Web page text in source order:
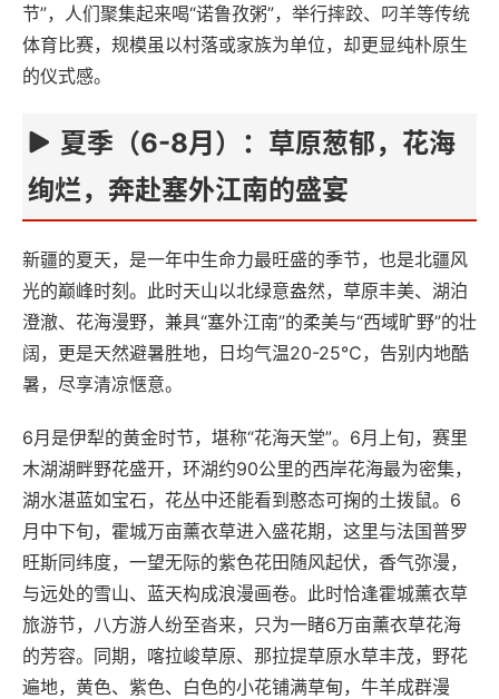
节”，人们聚集起来喝“诺鲁孜粥”，举行摔跤、叼羊等传统
体育比赛，规模虽以村落或家族为单位，却更显纯朴原生
的仪式感。
夏季（6-8月）：草原葱郁，花海
绚烂，奔赴塞外江南的盛宴
新疆的夏天，是一年中生命力最旺盛的季节，也是北疆风
光的巅峰时刻。此时天山以北绿意盎然，草原丰美、湖泊
澄澈、花海漫野，兼具“塞外江南”的柔美与“西域旷野”的壮
阔，更是天然避暑胜地，日均气温20-25℃，告别内地酷
暑，尽享清凉惬意。
6月是伊犁的黄金时节，堪称“花海天堂”。6月上旬，赛里
木湖湖畔野花盛开，环湖约90公里的西岸花海最为密集，
湖水湛蓝如宝石，花丛中还能看到憨态可掬的土拨鼠。6
月中下旬，霍城万亩薰衣草进入盛花期，这里与法国普罗
旺斯同纬度，一望无际的紫色花田随风起伏，香气弥漫，
与远处的雪山、蓝天构成浪漫画卷。此时恰逢霍城薰衣草
旅游节，八方游人纷至沓来，只为一睹6万亩薰衣草花海
的芳容。同期，喀拉峻草原、那拉提草原水草丰茂，野花
遍地，黄色、紫色、白色的小花铺满草甸，牛羊成群漫